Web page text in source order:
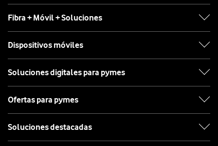
Fibra + Móvil + Soluciones
Dispositivos móviles
Soluciones digitales para pymes
Ofertas para pymes
Soluciones destacadas